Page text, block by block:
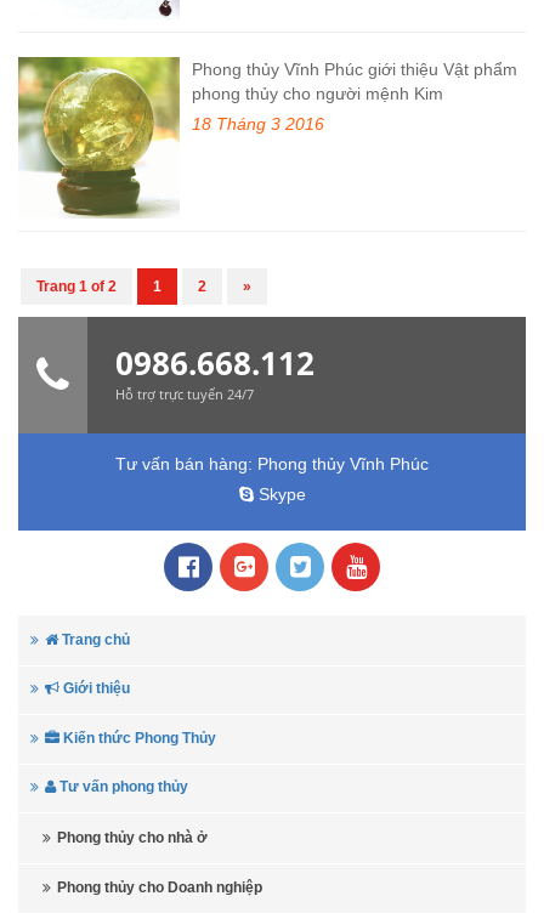
Phong thủy Vĩnh Phúc giới thiệu Vật phẩm
phong thủy cho người mệnh Kim
18 Tháng 3 2016
Trang 1 of 2 1 2 »
0986.668.112
Hỗ trợ trực tuyến 24/7
Tư vấn bán hàng: Phong thủy Vĩnh Phúc
Skype
Trang chủ
Giới thiệu
Kiến thức Phong Thủy
Tư vấn phong thủy
Phong thủy cho nhà ở
Phong thủy cho Doanh nghiệp